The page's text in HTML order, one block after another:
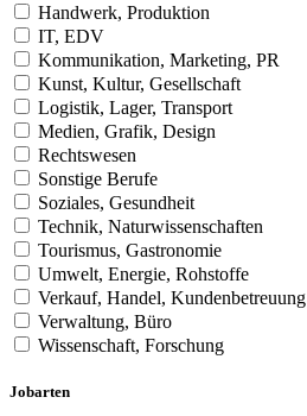
Handwerk, Produktion
IT, EDV
Kommunikation, Marketing, PR
Kunst, Kultur, Gesellschaft
Logistik, Lager, Transport
Medien, Grafik, Design
Rechtswesen
Sonstige Berufe
Soziales, Gesundheit
Technik, Naturwissenschaften
Tourismus, Gastronomie
Umwelt, Energie, Rohstoffe
Verkauf, Handel, Kundenbetreuung
Verwaltung, Büro
Wissenschaft, Forschung
Jobarten